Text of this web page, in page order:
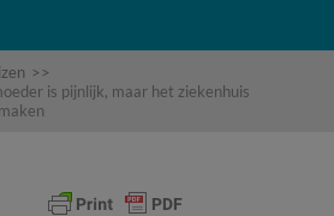
>>
is pijnlijk, maar het ziekenhuis